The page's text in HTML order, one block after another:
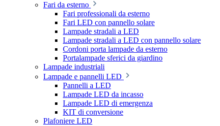
Fari da esterno
Fari professionali da esterno
Fari LED con pannello solare
Lampade stradali a LED
Lampade stradali a LED con pannello solare
Cordoni porta lampade da esterno
Portalampade sferici da giardino
Lampade industriali
Lampade e pannelli LED
Pannelli a LED
Lampade LED da incasso
Lampade LED di emergenza
KIT di conversione
Plafoniere LED